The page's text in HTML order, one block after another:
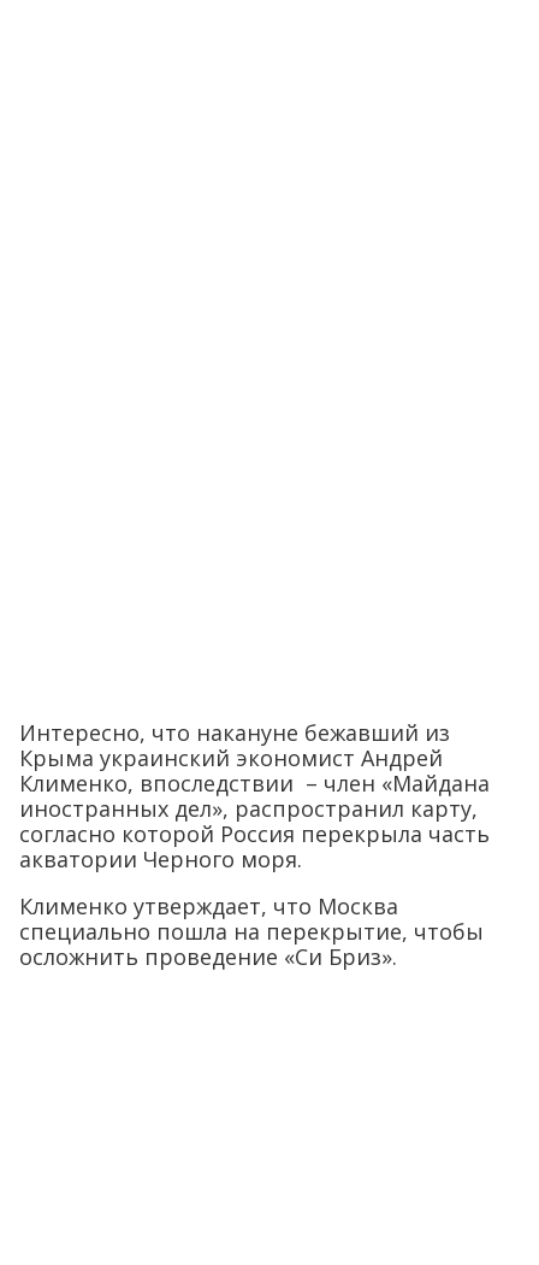
Интересно, что накануне бежавший из
Крыма украинский экономист Андрей
Клименко, впоследствии – член «Майдана
иностранных дел», распространил карту,
согласно которой Россия перекрыла часть
акватории Черного моря.
Клименко утверждает, что Москва
специально пошла на перекрытие, чтобы
осложнить проведение «Си Бриз».